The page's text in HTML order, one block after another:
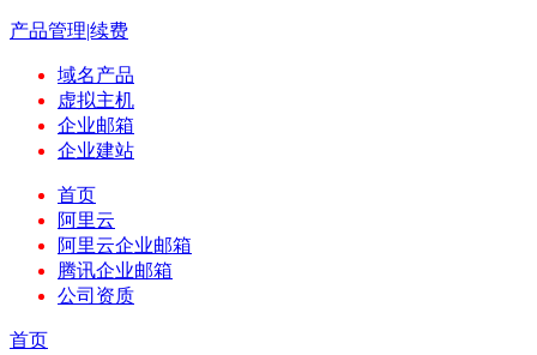
产品管理|续费
域名产品
虚拟主机
企业邮箱
企业建站
首页
阿里云
阿里云企业邮箱
腾讯企业邮箱
公司资质
首页